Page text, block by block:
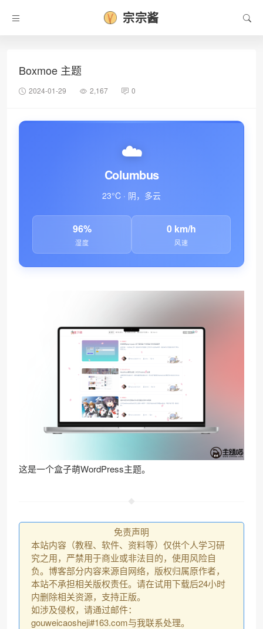
宗宗酱
Boxmoe 主题
2024-01-29 2,167 0
☁️
Columbus
23°C · 阴，多云
96%
湿度
0 km/h
风速
这是一个盒子萌WordPress主题。
免责声明
本站内容（教程、软件、资料等）仅供个人学习研
究之用，严禁用于商业或非法目的，使用风险自
负。博客部分内容来源自网络，版权归属原作者，
本站不承担相关版权责任。请在试用下载后24小时
内删除相关资源，支持正版。
如涉及侵权，请通过邮件：
gouweicaosheji#163.com与我联系处理。